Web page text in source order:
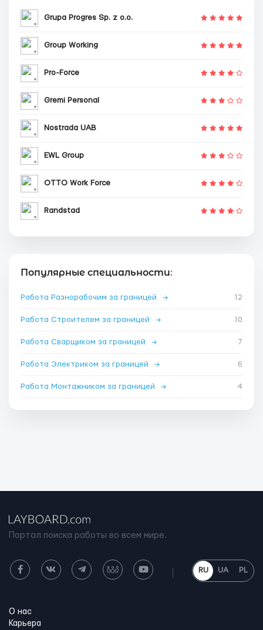
Grupa Progres Sp. z o.o.
Group Working
Pro-Force
Gremi Personal
Nostrada UAB
EWL Group
OTTO Work Force
Randstad
Популярные специальности:
Работа Разнорабочим за границей → 12
Работа Строителем за границей → 10
Работа Сварщиком за границей → 7
Работа Электриком за границей → 6
Работа Монтажником за границей → 4
Портал поиска работы во всем мире.
RU UA PL
О нас
Карьера